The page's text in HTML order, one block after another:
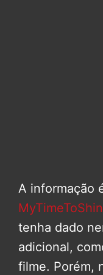
A informação
tenha dado
adicional,
filme. Porém,